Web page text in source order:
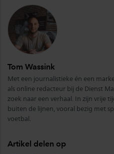
Tom Wassink
Met een journalistieke én een
als online redacteur bij de Dienst
zoek naar een verhaal. In zijn vrije
buiten de lijnen, vooral bezig met
voetbal.
Artikel delen op